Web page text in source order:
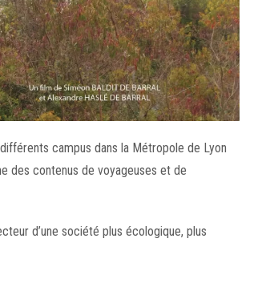
campus dans la Métropole de Lyon
des contenus de voyageuses et de
d’une société plus écologique, plus